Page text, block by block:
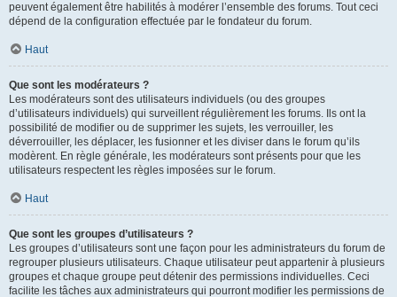
peuvent également être habilités à modérer l’ensemble des forums. Tout ceci
dépend de la configuration effectuée par le fondateur du forum.
Haut
Que sont les modérateurs ?
Les modérateurs sont des utilisateurs individuels (ou des groupes
d’utilisateurs individuels) qui surveillent régulièrement les forums. Ils ont la
possibilité de modifier ou de supprimer les sujets, les verrouiller, les
déverrouiller, les déplacer, les fusionner et les diviser dans le forum qu’ils
modèrent. En règle générale, les modérateurs sont présents pour que les
utilisateurs respectent les règles imposées sur le forum.
Haut
Que sont les groupes d’utilisateurs ?
Les groupes d’utilisateurs sont une façon pour les administrateurs du forum de
regrouper plusieurs utilisateurs. Chaque utilisateur peut appartenir à plusieurs
groupes et chaque groupe peut détenir des permissions individuelles. Ceci
facilite les tâches aux administrateurs qui pourront modifier les permissions de